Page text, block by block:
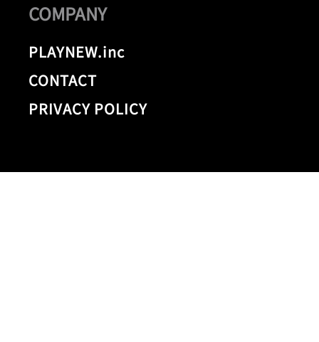
COMPANY
PLAYNEW.inc
CONTACT
PRIVACY POLICY